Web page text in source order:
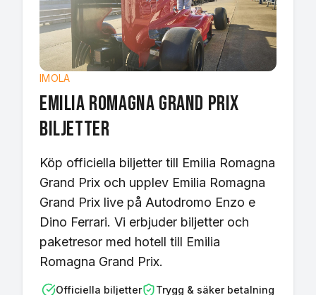
IMOLA
Emilia Romagna Grand Prix
biljetter
Köp officiella biljetter till Emilia Romagna
Grand Prix och upplev Emilia Romagna
Grand Prix live på Autodromo Enzo e
Dino Ferrari. Vi erbjuder biljetter och
paketresor med hotell till Emilia
Romagna Grand Prix.
Officiella biljetter
Trygg & säker betalning